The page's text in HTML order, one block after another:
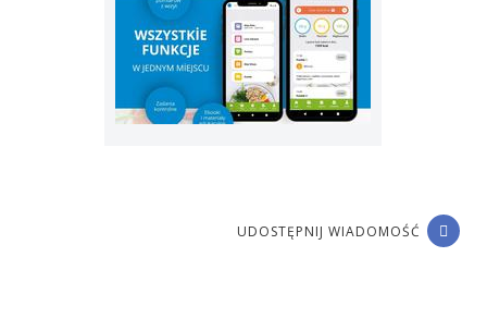
UDOSTĘPNIJ WIADOMOŚĆ